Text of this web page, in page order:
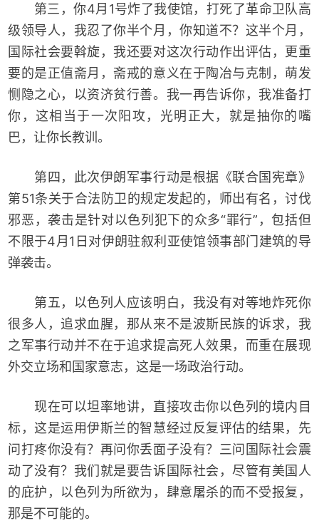
第三，你4月1号炸了我使馆，打死了革命卫队高
级领导人，我忍了你半个月，你知道不？这半个月，
国际社会要斡旋，我还要对这次行动作出评估，更重
要的是正值斋月，斋戒的意义在于陶冶与克制，萌发
恻隐之心，以资济贫行善。我一再告诉你，我准备打
你，这相当于一次阳攻，光明正大，就是抽你的嘴
巴，让你长教训。
第四，此次伊朗军事行动是根据《联合国宪章》
第51条关于合法防卫的规定发起的，师出有名，讨伐
邪恶，袭击是针对以色列犯下的众多“罪行”，包括但
不限于4月1日对伊朗驻叙利亚使馆领事部门建筑的导
弹袭击。
第五，以色列人应该明白，我没有对等地炸死你
很多人，追求血腥，那从来不是波斯民族的诉求，我
之军事行动并不在于追求提高死人效果，而重在展现
外交立场和国家意志，这是一场政治行动。
现在可以坦率地讲，直接攻击你以色列的境内目
标，这是运用伊斯兰的智慧经过反复评估的结果，先
问打疼你没有？再问你丢面子没有？三问国际社会震
动了没有？我们就是要告诉国际社会，尽管有美国人
的庇护，以色列为所欲为，肆意屠杀的而不受报复，
那是不可能的。